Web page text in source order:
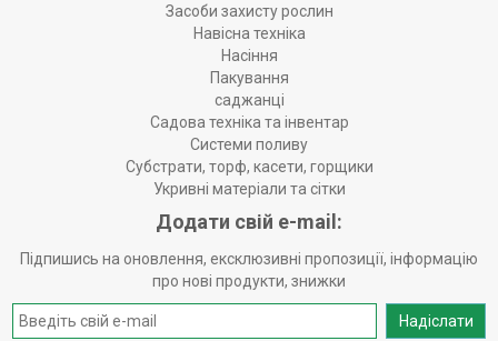
Засоби захисту рослин
Навісна техніка
Насіння
Пакування
саджанці
Садова техніка та інвентар
Системи поливу
Субстрати, торф, касети, горщики
Укривні матеріали та сітки
Додати свій e-mail:
Підпишись на оновлення, ексклюзивні пропозиції, інформацію
про нові продукти, знижки
Надіслати